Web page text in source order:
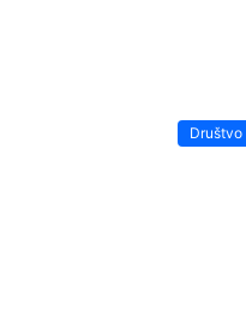
Društvo